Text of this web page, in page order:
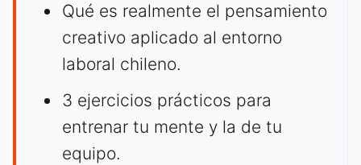
Qué es realmente el pensamiento
creativo aplicado al entorno
laboral chileno.
3 ejercicios prácticos para
entrenar tu mente y la de tu
equipo.